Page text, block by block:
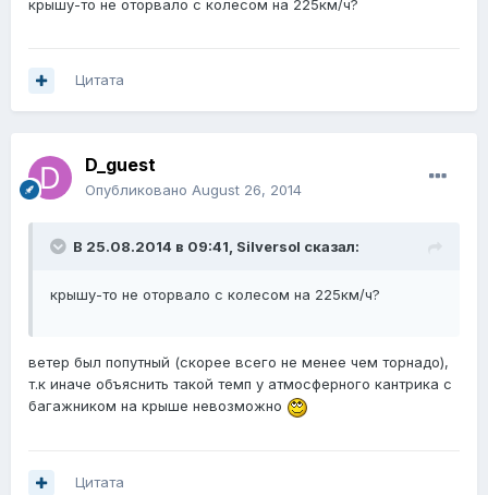
крышу-то не оторвало с колесом на 225км/ч?
Цитата
D_guest
Опубликовано August 26, 2014
В 25.08.2014 в 09:41, Silversol сказал:
крышу-то не оторвало с колесом на 225км/ч?
ветер был попутный (скорее всего не менее чем торнадо),
т.к иначе объяснить такой темп у атмосферного кантрика с
багажником на крыше невозможно
Цитата